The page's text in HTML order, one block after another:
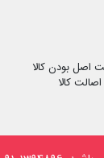
اصل بودن کالا
کالا